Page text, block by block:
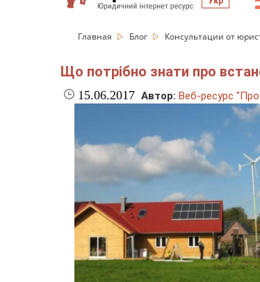
Главная Блог Консультации от
Що потрібно знати про
15.06.2017 Автор: Веб-ресурс